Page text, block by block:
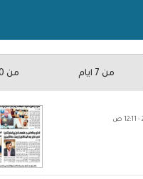
من 7 ايام من 30 يوم